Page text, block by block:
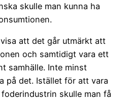
skulle man kunna ha
att det går utmärkt att
och samtidigt vara ett
samhälle. Inte minst
på det. Istället för att vara
skulle man få